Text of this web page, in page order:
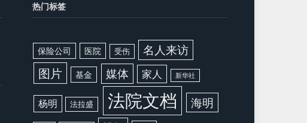
热门标签
保险公司 医院 受伤 名人来访
图片 基金 媒体 家人 新华社
杨明 法拉盛 法院文档 海明